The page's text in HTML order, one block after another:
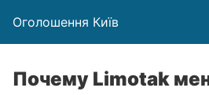
Оголошення Київ
Почему Limotak